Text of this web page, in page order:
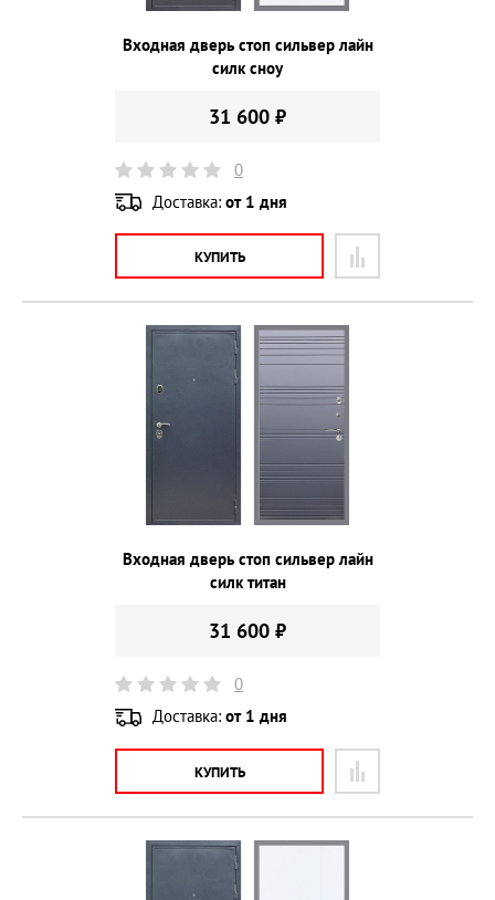
Входная дверь стоп сильвер лайн
силк сноу
31 600 ₽
0
Доставка: от 1 дня
КУПИТЬ
Входная дверь стоп сильвер лайн
силк титан
31 600 ₽
0
Доставка: от 1 дня
КУПИТЬ